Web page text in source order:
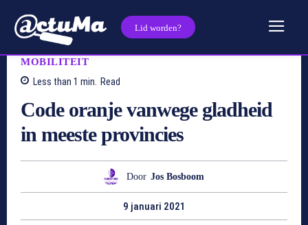
Lid worden?
MOBILITEIT
Less than 1 min. Read
Code oranje vanwege gladheid
in meeste provincies
Door Jos Bosboom
9 januari 2021